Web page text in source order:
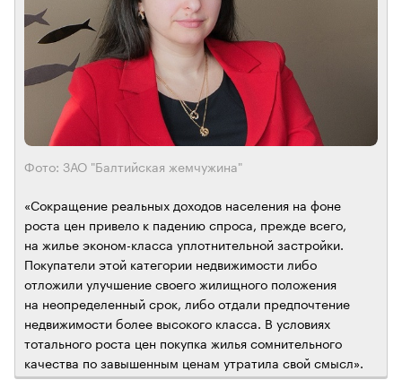
Фото: ЗАО "Балтийская жемчужина"
«Сокращение реальных доходов населения на фоне
роста цен привело к падению спроса, прежде всего,
на жилье эконом-класса уплотнительной застройки.
Покупатели этой категории недвижимости либо
отложили улучшение своего жилищного положения
на неопределенный срок, либо отдали предпочтение
недвижимости более высокого класса. В условиях
тотального роста цен покупка жилья сомнительного
качества по завышенным ценам утратила свой смысл».